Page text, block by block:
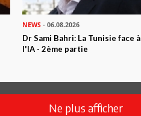
NEWS - 06.08.2026
Dr Sami Bahri: La Tunisie face à
l'IA - 2ème partie
Ne plus afficher